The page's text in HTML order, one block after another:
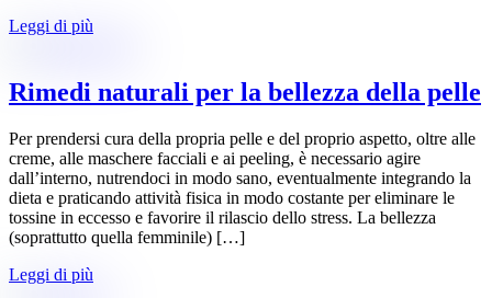
Leggi di più
Rimedi naturali per la bellezza della pelle
Per prendersi cura della propria pelle e del proprio aspetto, oltre alle
creme, alle maschere facciali e ai peeling, è necessario agire
dall’interno, nutrendoci in modo sano, eventualmente integrando la
dieta e praticando attività fisica in modo costante per eliminare le
tossine in eccesso e favorire il rilascio dello stress. La bellezza
(soprattutto quella femminile) […]
Leggi di più